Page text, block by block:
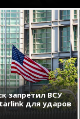
запретил ВСУ
для ударов